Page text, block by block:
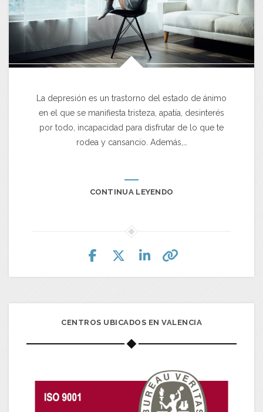
La depresión es un trastorno del estado de ánimo
en el que se manifiesta tristeza, apatía, desinterés
por todo, incapacidad para disfrutar de lo que te
rodea y cansancio. Además,…
CONTINUA LEYENDO
CENTROS UBICADOS EN VALENCIA